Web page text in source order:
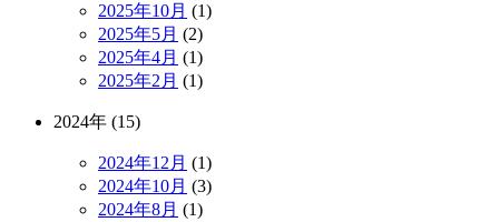
2025年10月 (1)
2025年5月 (2)
2025年4月 (1)
2025年2月 (1)
2024年 (15)
2024年12月 (1)
2024年10月 (3)
2024年8月 (1)